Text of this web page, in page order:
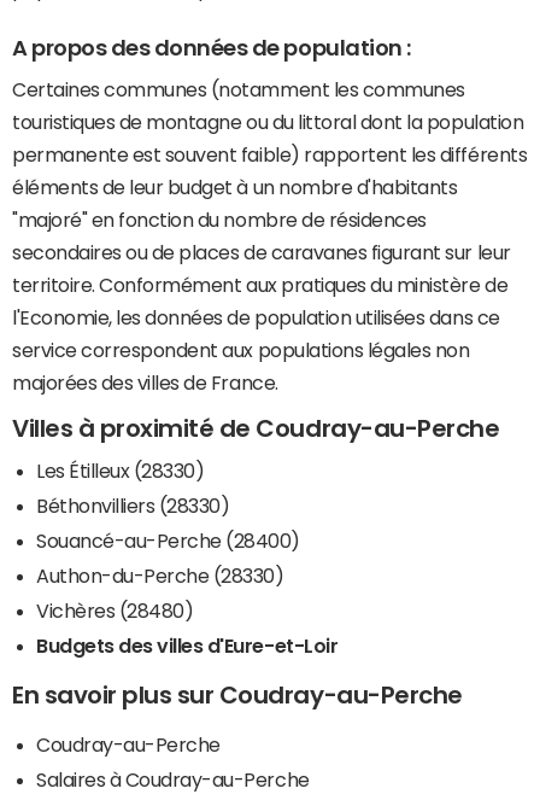
A propos des données de population :
Certaines communes (notamment les communes
touristiques de montagne ou du littoral dont la population
permanente est souvent faible) rapportent les différents
éléments de leur budget à un nombre d'habitants
"majoré" en fonction du nombre de résidences
secondaires ou de places de caravanes figurant sur leur
territoire. Conformément aux pratiques du ministère de
l'Economie, les données de population utilisées dans ce
service correspondent aux populations légales non
majorées des villes de France.
Villes à proximité de Coudray-au-Perche
Les Étilleux (28330)
Béthonvilliers (28330)
Souancé-au-Perche (28400)
Authon-du-Perche (28330)
Vichères (28480)
Budgets des villes d'Eure-et-Loir
En savoir plus sur Coudray-au-Perche
Coudray-au-Perche
Salaires à Coudray-au-Perche